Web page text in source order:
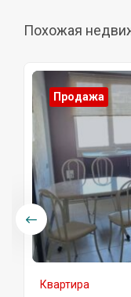
Похожая
Продажа
Квартира